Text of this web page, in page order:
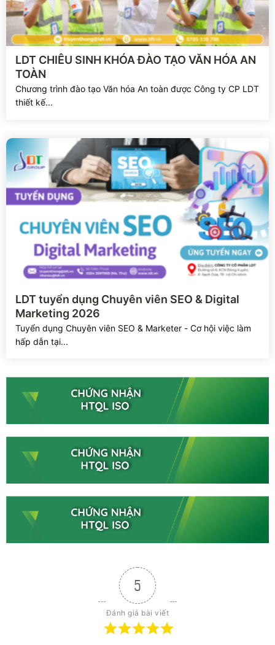
Xem chi tiết
LDT CHIÊU SINH KHÓA ĐÀO TẠO VĂN HÓA AN
TOÀN
Chương trình đào tạo Văn hóa An toàn được Công ty CP LDT
thiết kế...
Xem chi tiết
LDT tuyển dụng Chuyên viên SEO & Digital
Marketing 2026
Tuyển dụng Chuyên viên SEO & Marketer - Cơ hội việc làm
hấp dẫn tại...
5
Đánh giá bài viết